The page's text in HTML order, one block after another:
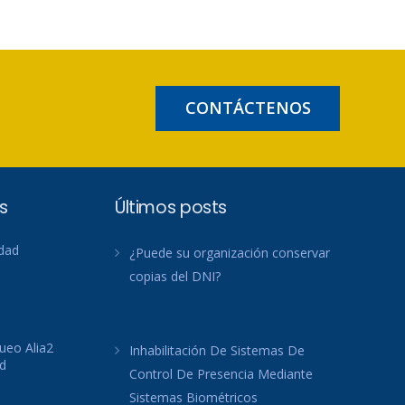
CONTÁCTENOS
Alia2
Últimos posts
¿Puede su organización conservar
copias del DNI?
Inhabilitación De Sistemas De
Control De Presencia Mediante
Sistemas Biométricos